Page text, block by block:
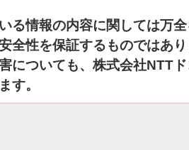
る情報の内容に関しては万全
全性を保証するものではあ
についても、株式会社NTT
す。